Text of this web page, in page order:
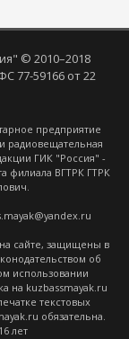
© 2010–2018
77-59166 от 22
предприятие
радиовещательная
ГИК "Россия" -
филиала ВГТРК ГТРК
сайте, защищены в
об
использовании
на kuzbassmayak.ru
текстовых
обязательна.
лет